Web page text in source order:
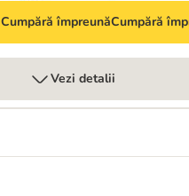
Cumpără împreunăCumpără
Vezi detalii